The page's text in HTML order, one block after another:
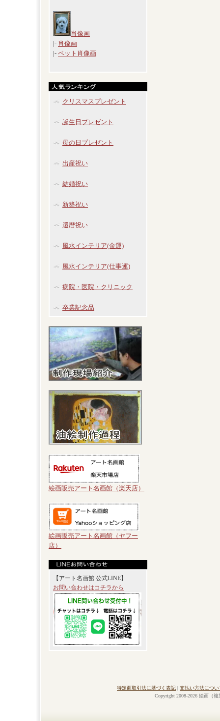
肖像画
|- 肖像画
|- ペット肖像画
クリスマスプレゼント
誕生日プレゼント
母の日プレゼント
出産祝い
結婚祝い
新築祝い
還暦祝い
風水インテリア(金運)
風水インテリア(仕事運)
病院・医院・クリニック
卒業記念品
絵画販売アート名画館（楽天店）
絵画販売アート名画館（ヤフー
店）
【アート名画館 公式LINE】
お問い合わせはコチラから
特定商取引法に基づく表記 | 支払い方法につい
Copyright 2008-2026 絵画（